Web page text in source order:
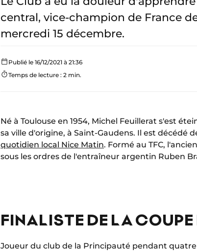
central, vice-champion de France
mercredi 15 décembre.
Publié le 16/12/2021 à 21:36
Temps de lecture : 2 min.
Né à Toulouse en 1954, Michel Feuillerat s'est
sa ville d'origine, à Saint-Gaudens. Il est décédé
quotidien local Nice Matin. Formé au TFC,
sous les ordres de l'entraîneur argentin Ruben
FINALISTE DE LA
Joueur du club de la Principauté pendant